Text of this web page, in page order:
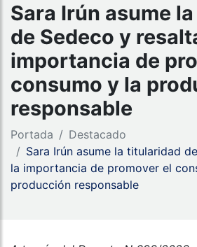
Sara Irún asume
de Sedeco y
importancia de
consumo y la
responsable
Portada
Destacado
Sara Irún asume la titularidad
la importancia de promover el
producción responsable